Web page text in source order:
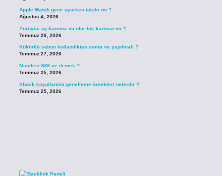
Apple Watch gece uyurken takılır mı ?
Ağustos 4, 2026
Yürüyüş aç karnına mı olur tok karnına mı ?
Temmuz 29, 2026
Kükürtlü sabun kullandıktan sonra ne yapılmalı ?
Temmuz 27, 2026
Manifest 888 ne demek ?
Temmuz 25, 2026
Klasik koşullanma genelleme örnekleri nelerdir ?
Temmuz 25, 2026